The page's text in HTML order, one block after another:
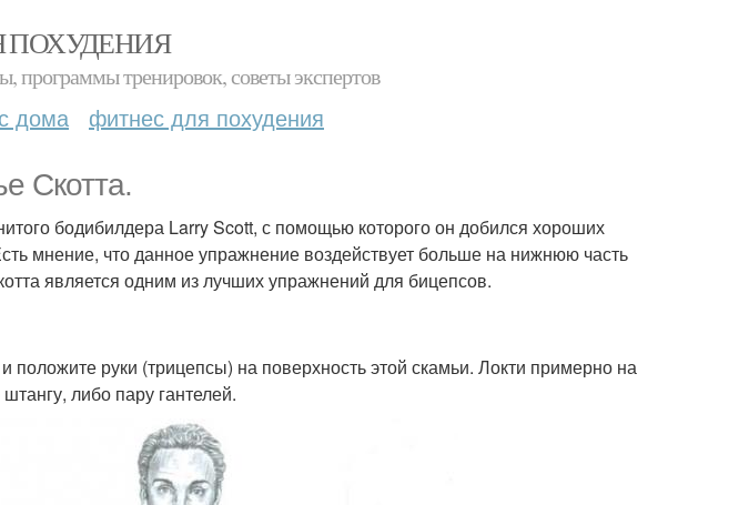
ПОХУДЕНИЯ
тренировок, советы экспертов
дома фитнес для похудения
Скотта.
бодибилдера Larry Scott, с помощью которого он добился хороших
мнение, что данное упражнение воздействует больше на нижнюю часть
является одним из лучших упражнений для бицепсов.
положите руки (трицепсы) на поверхность этой скамьи. Локти примерно на
либо пару гантелей.